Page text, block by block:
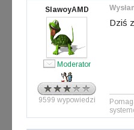
SlawoyAMD
Moderator
9599 wypowiedzi
Dziś